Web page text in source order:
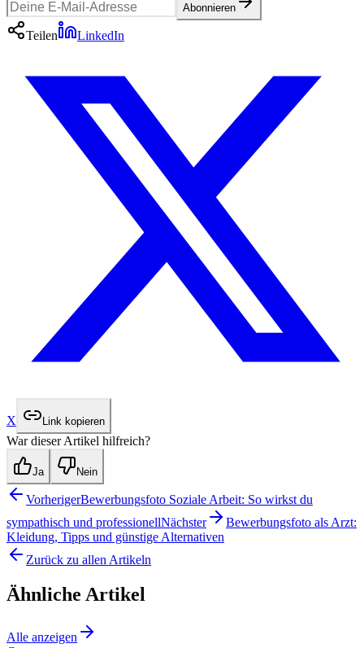
Abonnieren
Teilen LinkedIn
X Link kopieren
War dieser Artikel hilfreich?
Ja Nein
VorherigerBewerbungsfoto Soziale Arbeit: So wirkst du
sympathisch und professionellNächster
Bewerbungsfoto als Arzt:
Kleidung, Tipps und günstige Alternativen
Zurück zu allen Artikeln
Ähnliche Artikel
Alle anzeigen